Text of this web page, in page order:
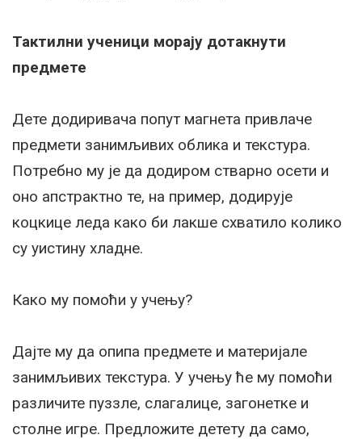
Тактилни ученици морају дотакнути
предмете
Дете додиривача попут магнета привлаче
предмети занимљивих облика и текстура.
Потребно му је да додиром стварно осети и
оно апстрактно те, на пример, додирује
коцкице леда како би лакше схватило колико
су уистину хладне.
Како му помоћи у учењу?
Дајте му да опипа предмете и материјале
занимљивих текстура. У учењу ће му помоћи
различите пуззле, слагалице, загонетке и
столне игре. Предложите детету да само,